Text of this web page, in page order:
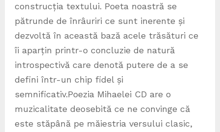
construcția textului. Poeta noastră se
pătrunde de înrâuriri ce sunt inerente și
dezvoltă în această bază acele trăsături ce
îi aparțin printr-o concluzie de natură
introspectivă care denotă putere de a se
defini într-un chip fidel și
semnificativ.Poezia Mihaelei CD are o
muzicalitate deosebită ce ne convinge că
este stăpână pe măiestria versului clasic,